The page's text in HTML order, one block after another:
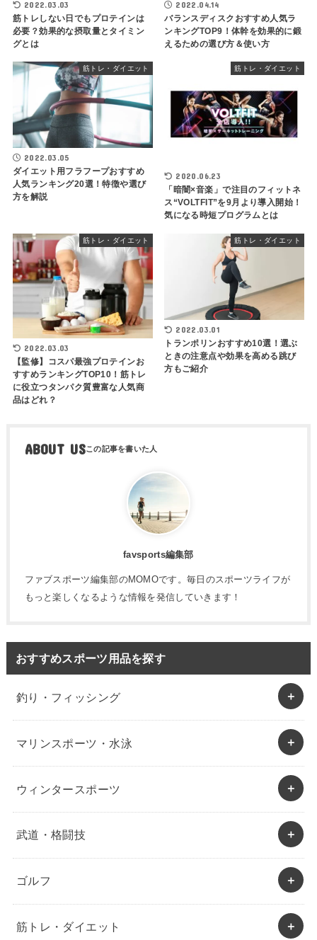
2022.03.03
筋トレしない日でもプロテインは
必要？効果的な摂取量とタイミン
グとは
2022.04.14
バランスディスクおすすめ人気ラ
ンキングTOP9！体幹を効果的に鍛
えるための選び方＆使い方
筋トレ・ダイエット
2022.03.05
ダイエット用フラフープおすすめ
人気ランキング20選！特徴や選び
方を解説
筋トレ・ダイエット
2020.06.23
「暗闇×音楽」で注目のフィットネ
ス“VOLTFIT”を9月より導入開始！
気になる時短プログラムとは
筋トレ・ダイエット
2022.03.03
【監修】コスパ最強プロテインお
すすめランキングTOP10！筋トレ
に役立つタンパク質豊富な人気商
品はどれ？
筋トレ・ダイエット
2022.03.01
トランポリンおすすめ10選！選ぶ
ときの注意点や効果を高める跳び
方もご紹介
ABOUT US
favsports編集部
ファブスポーツ編集部のMOMOです。毎日のスポーツライフが
もっと楽しくなるような情報を発信していきます！
おすすめスポーツ用品を探す
釣り・フィッシング
マリンスポーツ・水泳
ウィンタースポーツ
武道・格闘技
ゴルフ
筋トレ・ダイエット